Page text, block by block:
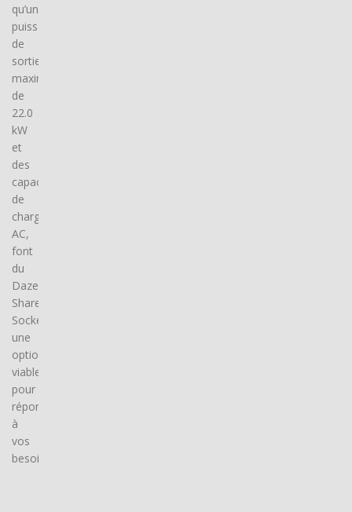
qu’une
puissance
de
sortie
maximale
de
22.0
kW
et
des
capacités
de
charge
AC,
font
du
Dazebox
Share
Socket
une
option
viable
pour
répondre
à
vos
besoins.